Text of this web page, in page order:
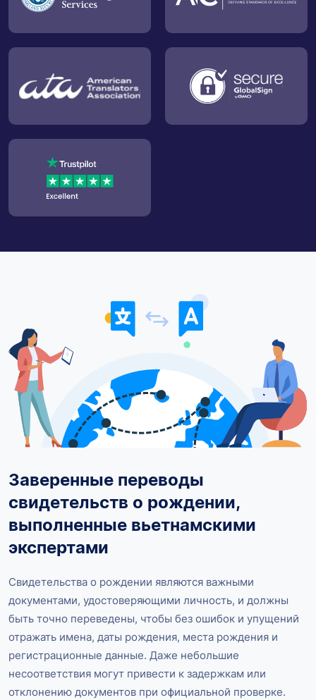
Заверенные переводы
свидетельств о рождении,
выполненные вьетнамскими
экспертами
Свидетельства о рождении являются важными
документами, удостоверяющими личность, и должны
быть точно переведены, чтобы без ошибок и упущений
отражать имена, даты рождения, места рождения и
регистрационные данные. Даже небольшие
несоответствия могут привести к задержкам или
отклонению документов при официальной проверке.